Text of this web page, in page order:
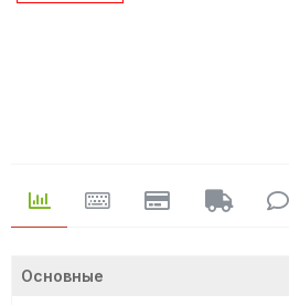
Основные